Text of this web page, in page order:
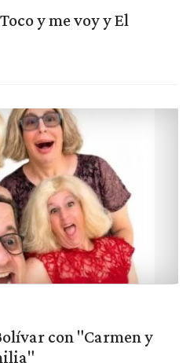
y me voy y El
con "Carmen y